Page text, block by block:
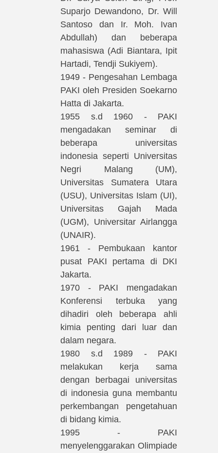
Suparjo Dewandono, Dr. Will
Santoso dan Ir. Moh. Ivan
Abdullah) dan beberapa
mahasiswa (Adi Biantara, Ipit
Hartadi, Tendji Sukiyem).
1949 - Pengesahan Lembaga
PAKI oleh Presiden Soekarno
Hatta di Jakarta.
1955 s.d 1960 - PAKI
mengadakan seminar di
beberapa universitas
indonesia seperti Universitas
Negri Malang (UM),
Universitas Sumatera Utara
(USU), Universitas Islam (UI),
Universitas Gajah Mada
(UGM), Universitar Airlangga
(UNAIR).
1961 - Pembukaan kantor
pusat PAKI pertama di DKI
Jakarta.
1970 - PAKI mengadakan
Konferensi terbuka yang
dihadiri oleh beberapa ahli
kimia penting dari luar dan
dalam negara.
1980 s.d 1989 - PAKI
melakukan kerja sama
dengan berbagai universitas
di indonesia guna membantu
perkembangan pengetahuan
di bidang kimia.
1995 - PAKI
menyelenggarakan Olimpiade